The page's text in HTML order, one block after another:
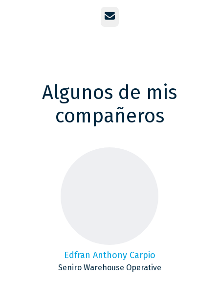
Correo electrónico
Algunos de mis
compañeros
Edfran Anthony Carpio
Seniro Warehouse Operative